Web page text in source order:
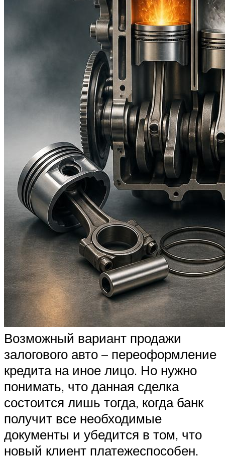
Возможный вариант продажи
залогового авто – переоформление
кредита на иное лицо. Но нужно
понимать, что данная сделка
состоится лишь тогда, когда банк
получит все необходимые
документы и убедится в том, что
новый клиент платежеспособен.